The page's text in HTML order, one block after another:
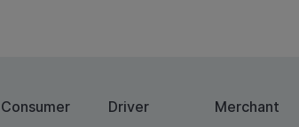
Consumer Driver Merchant